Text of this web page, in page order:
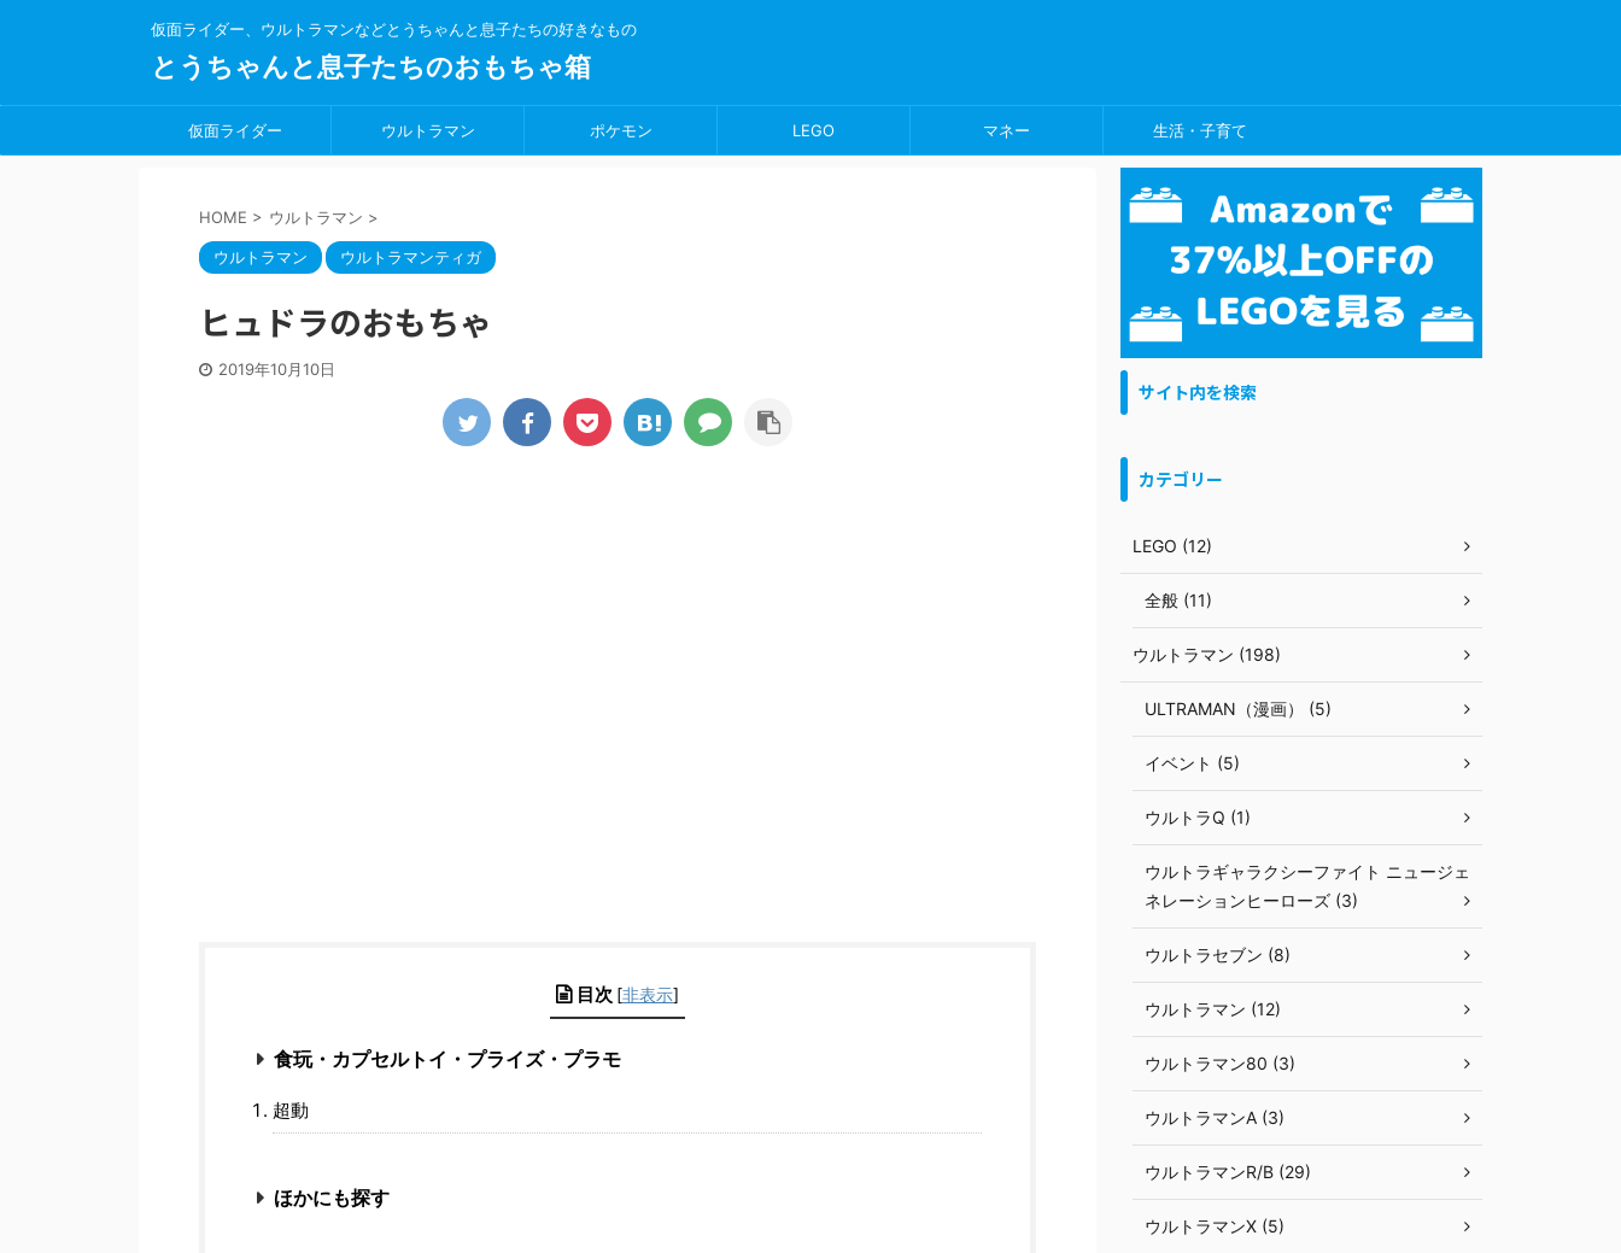
仮面ライダー、ウルトラマンなどとうちゃんと息子たちの好きなもの
とうちゃんと息子たちのおもちゃ箱
仮面ライダー ウルトラマン ポケモン LEGO マネー 生活・子育て
HOME > ウルトラマン >
ウルトラマン ウルトラマンティガ
ヒュドラのおもちゃ
2019年10月10日
目次 [非表示]
食玩・カプセルトイ・プライズ・プラモ
超動
ほかにも探す
サイト内を検索
カテゴリー
LEGO (12)
全般 (11)
ウルトラマン (198)
ULTRAMAN（漫画） (5)
イベント (5)
ウルトラQ (1)
ウルトラギャラクシーファイト ニュージェ
ネレーションヒーローズ (3)
ウルトラセブン (8)
ウルトラマン (12)
ウルトラマン80 (3)
ウルトラマンA (3)
ウルトラマンR/B (29)
ウルトラマンX (5)